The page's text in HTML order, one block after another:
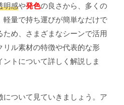
明感や発色の良さから、多くの
軽量で持ち運びが簡単なだけで
め、さまざまなシーンで活用
リル素材の特徴や代表的な形
トについて詳しく解説しま
について見ていきましょう。ア